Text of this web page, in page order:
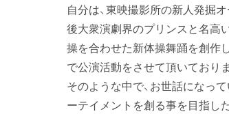
自分は、東映撮影所の新人発掘
後大衆演劇界のプリンスと名高
操を合わせた新体操舞踊を創作
で公演活動をさせて頂いておりま
そのような中で、お世話になっ
ーテイメントを創る事を目指し